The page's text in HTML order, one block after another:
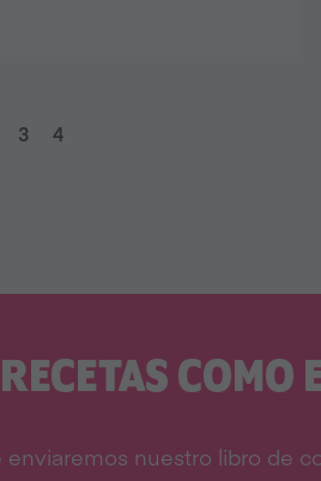
3 4
COMO
nuestro libro de